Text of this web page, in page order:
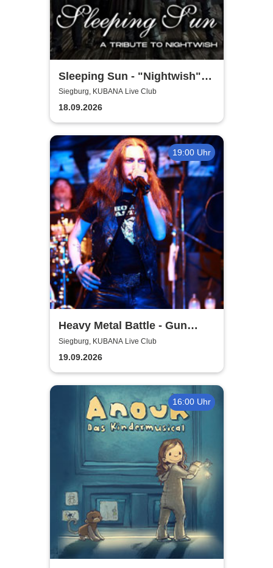
Sleeping Sun - "Nightwish"-
Tribute
Siegburg, KUBANA Live Club
18.09.2026
19:00 Uhr
Heavy Metal Battle - Gun
Barrel, Warwolf + 1
Siegburg, KUBANA Live Club
19.09.2026
16:00 Uhr